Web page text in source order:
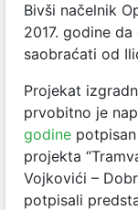
Bivši načelnik
2017. godine
saobraćati od
Projekat
prvobitno je
godine
projekta
Vojkovići –
potpisali